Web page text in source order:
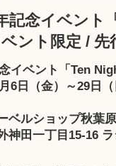
記念イベント
ント限定 / 先
イベント「Ten
6日（金）～29日
ベルショップ秋葉原
神田一丁目15-16